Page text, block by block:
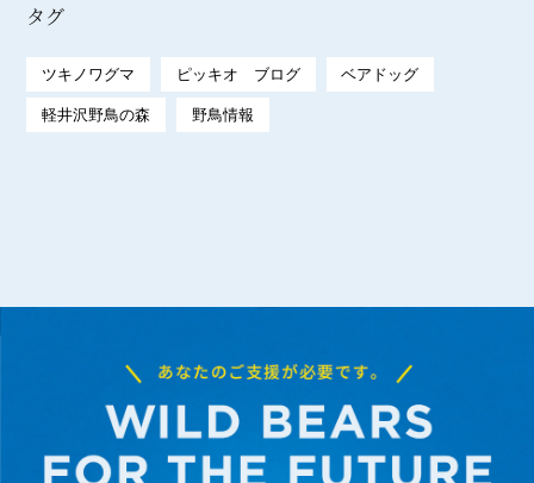
タグ
ツキノワグマ ピッキオ ブログ ベアドッグ
軽井沢野鳥の森 野鳥情報